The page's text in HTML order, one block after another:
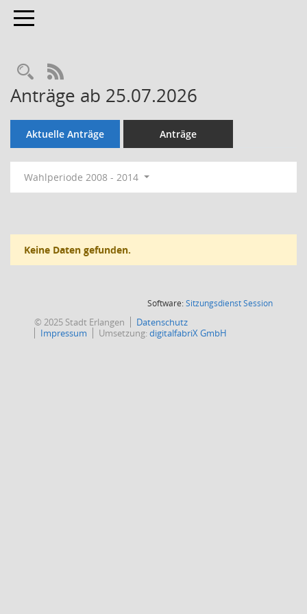
Toggle navigation
Rechercheauswahl
RSS-Feed
Anträge ab 25.07.2026
Aktuelle Anträge Anträge
Wahlperiode 2008 - 2014
Keine Daten gefunden.
Software:SitzungsdienstSession(Wird in
© 2025 Stadt Erlangen
Datenschutz
Impressum
Umsetzung:digitalfabriX GmbH